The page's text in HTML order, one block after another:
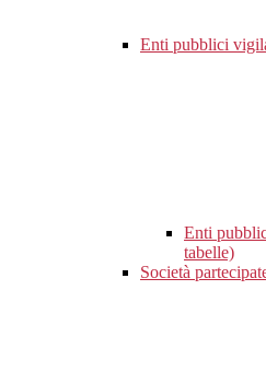
Enti pubblici
Enti
tabelle)
Società